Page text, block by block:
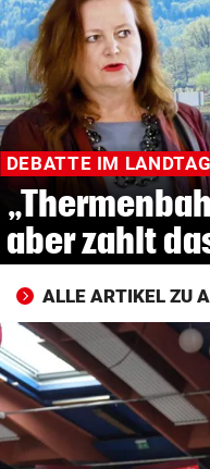
© Krone Multimedia
Muthgasse 2, 1190 Wien
DEBATTE IM LANDTAG
aber zahlt
ALLE ARTIKEL ZU